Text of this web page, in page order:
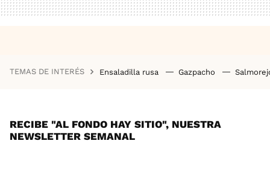
TEMAS DE INTERÉS Ensaladilla rusa Gazpacho
RECIBE "AL FONDO HAY SITIO", NUESTRA
NEWSLETTER SEMANAL